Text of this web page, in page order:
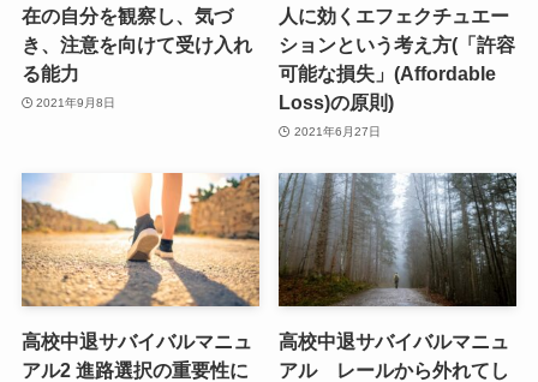
在の自分を観察し、気づ
き、注意を向けて受け入れ
る能力
2021年9月8日
人に効くエフェクチュエー
ションという考え方(「許容
可能な損失」(Affordable
Loss)の原則)
2021年6月27日
高校中退サバイバルマニュ
アル2 進路選択の重要性に
高校中退サバイバルマニュ
アル レールから外れてし